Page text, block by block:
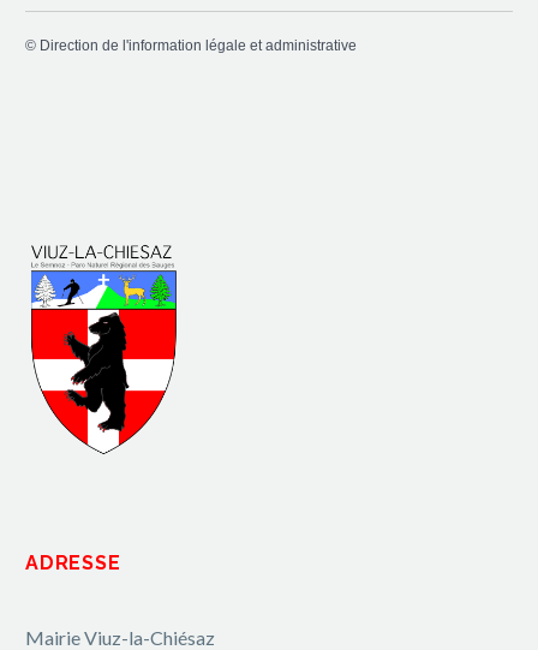
© Direction de l'information légale et administrative
ADRESSE
Mairie Viuz-la-Chiésaz